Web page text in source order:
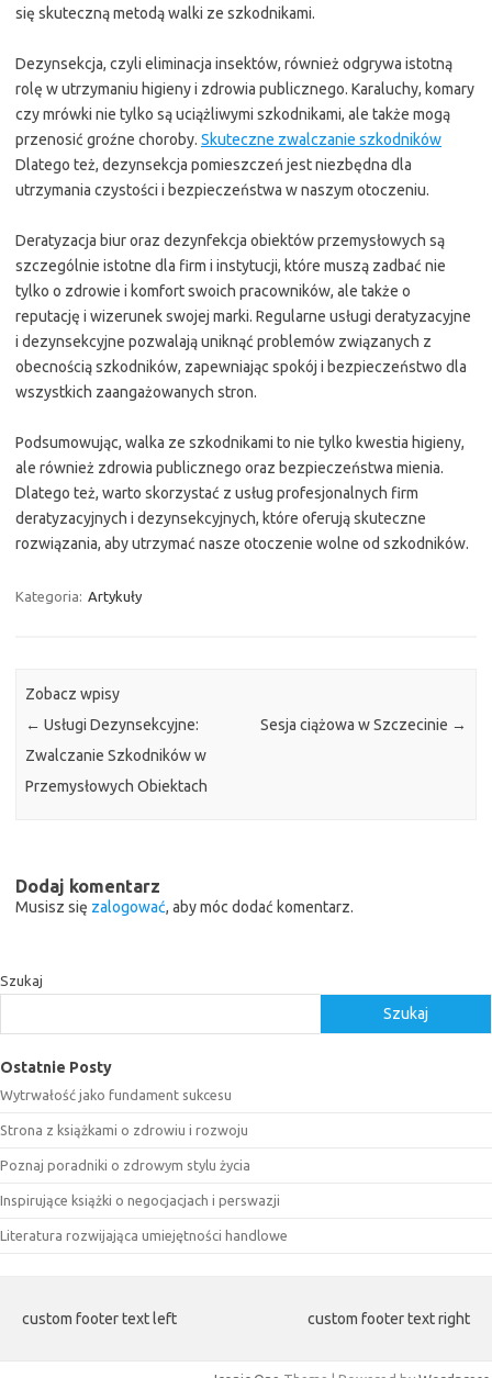
się skuteczną metodą walki ze szkodnikami.
Dezynsekcja, czyli eliminacja insektów, również odgrywa istotną
rolę w utrzymaniu higieny i zdrowia publicznego. Karaluchy, komary
czy mrówki nie tylko są uciążliwymi szkodnikami, ale także mogą
przenosić groźne choroby. Skuteczne zwalczanie szkodników
Dlatego też, dezynsekcja pomieszczeń jest niezbędna dla
utrzymania czystości i bezpieczeństwa w naszym otoczeniu.
Deratyzacja biur oraz dezynfekcja obiektów przemysłowych są
szczególnie istotne dla firm i instytucji, które muszą zadbać nie
tylko o zdrowie i komfort swoich pracowników, ale także o
reputację i wizerunek swojej marki. Regularne usługi deratyzacyjne
i dezynsekcyjne pozwalają uniknąć problemów związanych z
obecnością szkodników, zapewniając spokój i bezpieczeństwo dla
wszystkich zaangażowanych stron.
Podsumowując, walka ze szkodnikami to nie tylko kwestia higieny,
ale również zdrowia publicznego oraz bezpieczeństwa mienia.
Dlatego też, warto skorzystać z usług profesjonalnych firm
deratyzacyjnych i dezynsekcyjnych, które oferują skuteczne
rozwiązania, aby utrzymać nasze otoczenie wolne od szkodników.
Kategoria: Artykuły
Zobacz wpisy
← Usługi Dezynsekcyjne:
Zwalczanie Szkodników w
Przemysłowych Obiektach
Sesja ciążowa w Szczecinie →
Dodaj komentarz
Musisz się zalogować, aby móc dodać komentarz.
Szukaj
Szukaj
Ostatnie Posty
Wytrwałość jako fundament sukcesu
Strona z książkami o zdrowiu i rozwoju
Poznaj poradniki o zdrowym stylu życia
Inspirujące książki o negocjacjach i perswazji
Literatura rozwijająca umiejętności handlowe
custom footer text left custom footer text right